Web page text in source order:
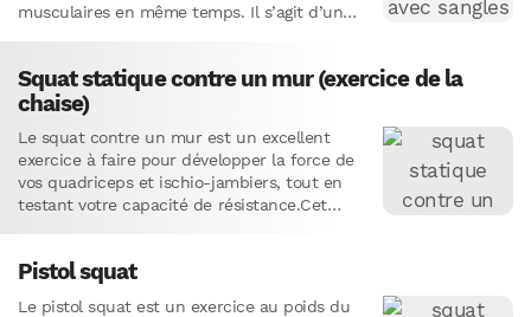
musculaires en même temps. Il s’agit d’une
Squat statique contre un mur (exercice de la
chaise)
Le squat contre un mur est un excellent
exercice à faire pour développer la force de
vos quadriceps et ischio-jambiers, tout en
testant votre capacité de résistance.Cet
Pistol squat
Le pistol squat est un exercice au poids du